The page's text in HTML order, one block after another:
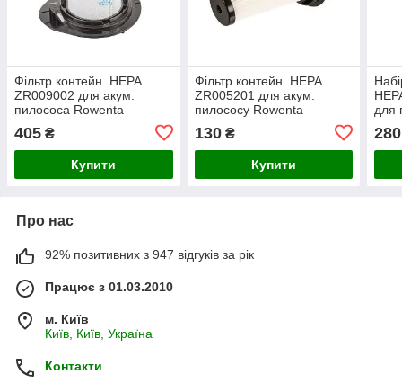
Фільтр контейн. HEPA
ZR009002 для акум.
пилососа Rowenta
405 ₴
Купити
Фільтр контейн. HEPA
ZR005201 для акум.
пилососу Rowenta
130₴
Купити
для
280
Про нас
92% позитивних з 947 відгуків за рік
Працює з 01.03.2010
м. Київ
Київ, Київ, Україна
Контакти